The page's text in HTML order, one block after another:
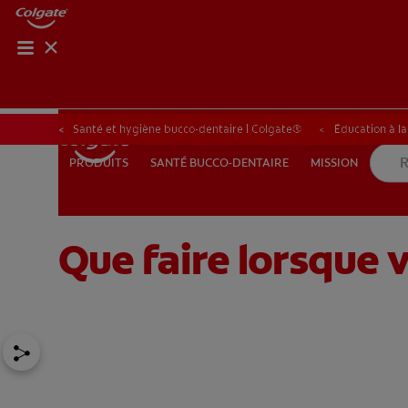
PRODUITS SANTÉ BUCCO-DENTAIRE
POUR LES PROFESSIONNELS FR (FR) S’INSCRIRE
PRODUITS SANTÉ BUCCO-DENTAIRE MISSION
Santé et hygiène bucco-dentaire | Colgate® Éducation à
Que faire lorsque